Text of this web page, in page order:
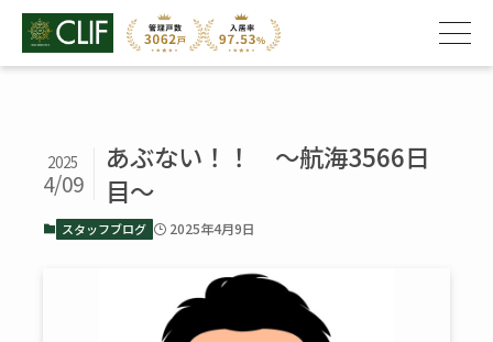
あぶない！！ ～航海3566日
目～
2025
4/09
スタッフブログ 2025年4月9日